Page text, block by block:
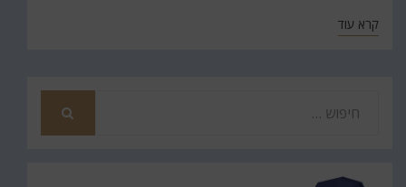
קרא עוד